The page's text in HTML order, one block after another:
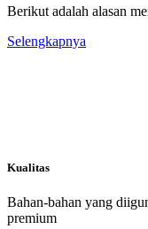
Berikut adalah alasan
Selengkapnya
Kualitas
Bahan-bahan yang
premium